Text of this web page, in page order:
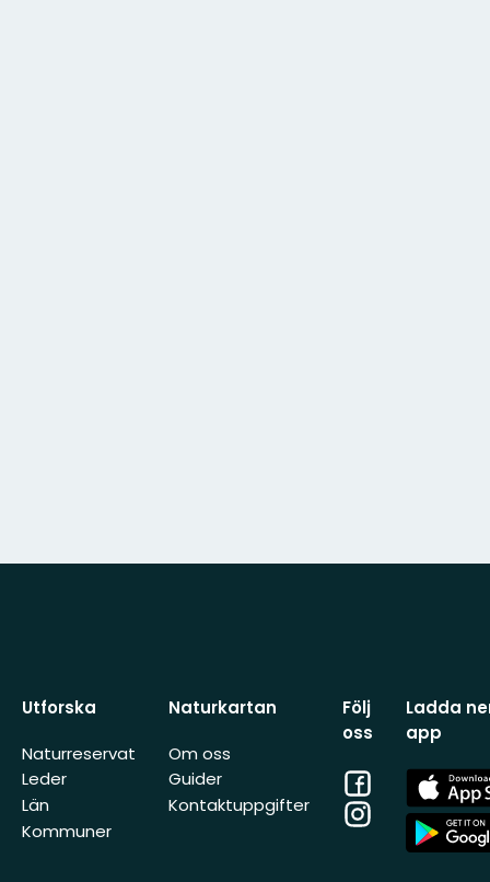
Utforska
Naturreservat
Leder
Län
Kommuner
Naturkartan
Om oss
Guider
Kontaktuppgifter
Följ
oss
Facebook
Instagram
Ladda
app
App
Store
App
Store